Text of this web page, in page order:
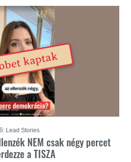
NEM csak négy percet
a TISZA
Lead Stories
kaptak